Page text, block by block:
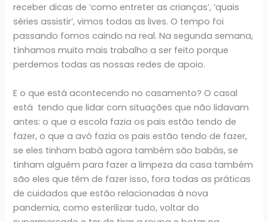
receber dicas de ‘como entreter as crianças’, ‘quais
séries assistir’, vimos todas as lives. O tempo foi
passando fomos caindo na real. Na segunda semana,
tínhamos muito mais trabalho a ser feito porque
perdemos todas as nossas redes de apoio.
E o que está acontecendo no casamento? O casal
está tendo que lidar com situações que não lidavam
antes: o que a escola fazia os pais estão tendo de
fazer, o que a avó fazia os pais estão tendo de fazer,
se eles tinham babá agora também são babás, se
tinham alguém para fazer a limpeza da casa também
são eles que têm de fazer isso, fora todas as práticas
de cuidados que estão relacionadas à nova
pandemia, como esterilizar tudo, voltar do